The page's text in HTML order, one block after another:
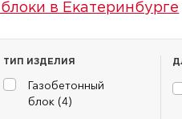
в Екатеринбурге
ТИП ИЗДЕЛИЯ
Газобетонный
блок (4)